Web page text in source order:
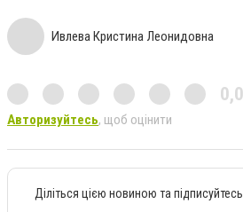
Ивлева Кристина Леонидовна
0,0
Авторизуйтесь, щоб оцінити
Діліться цією новиною та